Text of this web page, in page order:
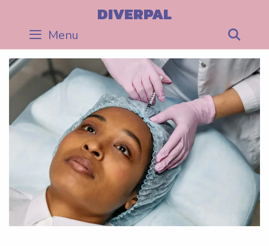
content
DIVERPAL
Menu